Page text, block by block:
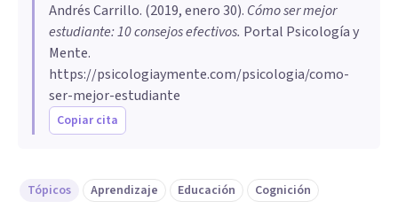
Andrés Carrillo. (2019, enero 30). Cómo ser mejor
estudiante: 10 consejos efectivos. Portal Psicología y
Mente.
https://psicologiaymente.com/psicologia/como-
ser-mejor-estudiante
Copiar cita
Tópicos Aprendizaje Educación Cognición